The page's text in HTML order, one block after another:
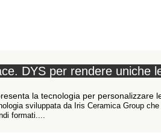
DYS per rendere uniche
la tecnologia per personalizzare
sviluppata da Iris Ceramica Group
formati....